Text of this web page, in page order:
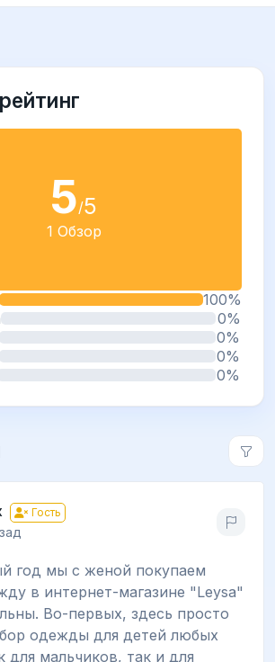
5/5
1 Обзор
100%
0%
0%
0%
0%
Гость
год мы с женой покупаем
в интернет-магазине "Leysa"
Во-первых, здесь просто
одежды для детей любых
для мальчиков, так и для